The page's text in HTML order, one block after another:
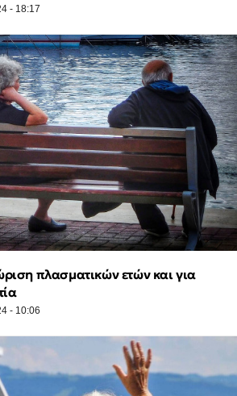
- 18:17
πλασματικών ετών και για
- 10:06